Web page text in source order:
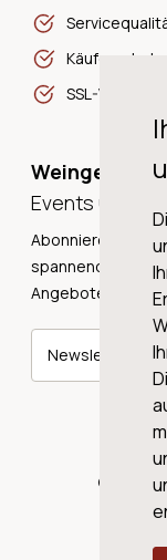
Käuferschutz
SSL-
Events und
Abonnieren Sie
spannende
Angebote direkt
Newsletter
© 2026